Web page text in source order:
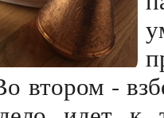
втором -